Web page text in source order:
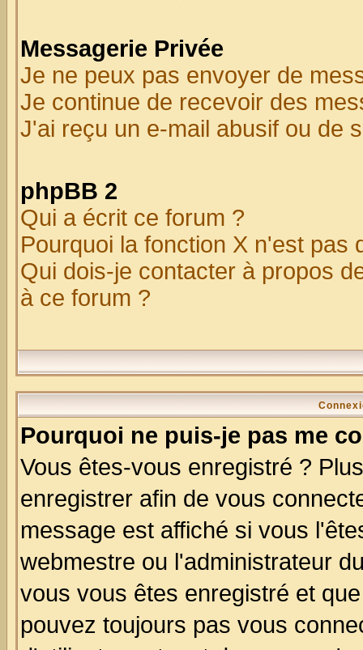
Messagerie Privée
Je ne peux pas envoyer de
Je continue de recevoir des
J'ai reçu un e-mail abusif ou de
phpBB 2
Qui a écrit ce forum ?
Pourquoi la fonction X n'est pas
Qui dois-je contacter à propos
à ce forum ?
Pourquoi ne puis-je pas me
Vous êtes-vous enregistré ?
enregistrer afin de vous
message est affiché si vous
webmestre ou l'administrateur
vous vous êtes enregistré et
pouvez toujours pas vous